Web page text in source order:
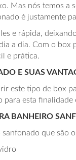
Mas nós temos
é justamente
e rápida,
a dia. Com o box
e prática.
E SUAS
este tipo de box
esta
BANHEIRO
que são